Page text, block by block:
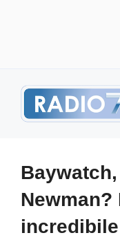
incredibile